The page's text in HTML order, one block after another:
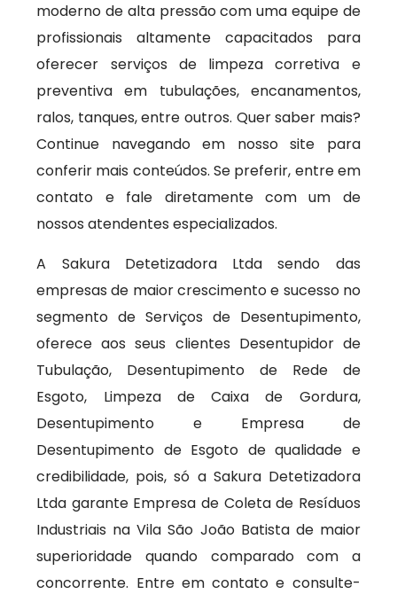
moderno de alta pressão com uma equipe de
profissionais altamente capacitados para
oferecer serviços de limpeza corretiva e
preventiva em tubulações, encanamentos,
ralos, tanques, entre outros. Quer saber mais?
Continue navegando em nosso site para
conferir mais conteúdos. Se preferir, entre em
contato e fale diretamente com um de
nossos atendentes especializados.
A Sakura Detetizadora Ltda sendo das
empresas de maior crescimento e sucesso no
segmento de Serviços de Desentupimento,
oferece aos seus clientes Desentupidor de
Tubulação, Desentupimento de Rede de
Esgoto, Limpeza de Caixa de Gordura,
Desentupimento e Empresa de
Desentupimento de Esgoto de qualidade e
credibilidade, pois, só a Sakura Detetizadora
Ltda garante Empresa de Coleta de Resíduos
Industriais na Vila São João Batista de maior
superioridade quando comparado com a
concorrente. Entre em contato e consulte-